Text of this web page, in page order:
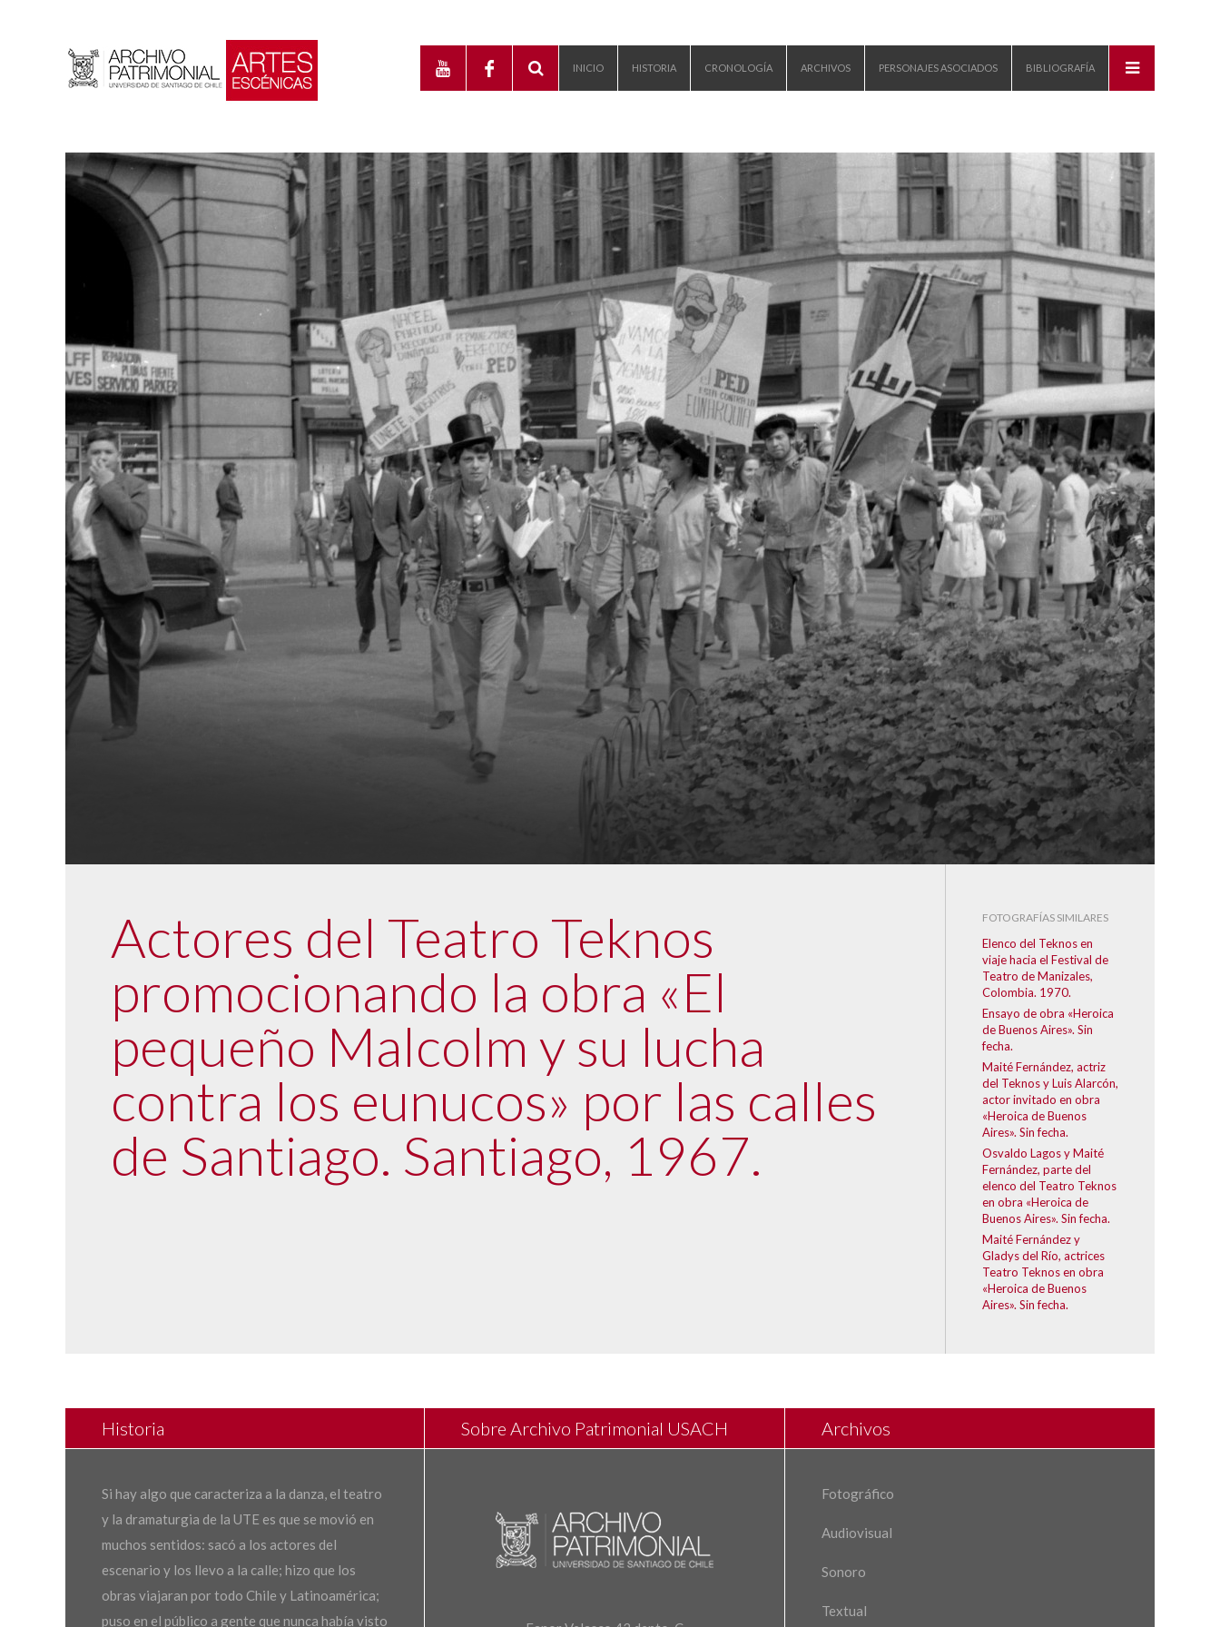
INICIO HISTORIA CRONOLOGÍA ARCHIVOS PERSONAJES ASOCIADOS BIBLIOGRAFÍA
FOTOGRAFÍAS SIMILARES
Elenco del Teknos en
viaje hacia el Festival de
Teatro de Manizales,
Colombia. 1970.
Ensayo de obra «Heroica
de Buenos Aires». Sin
fecha.
Maité Fernández, actriz
del Teknos y Luis Alarcón,
actor invitado en obra
«Heroica de Buenos
Aires». Sin fecha.
Osvaldo Lagos y Maité
Fernández, parte del
elenco del Teatro Teknos
en obra «Heroica de
Buenos Aires». Sin fecha.
Maité Fernández y
Gladys del Río, actrices
Teatro Teknos en obra
«Heroica de Buenos
Aires». Sin fecha.
Actores del Teatro Teknos
promocionando la obra «El
pequeño Malcolm y su lucha
contra los eunucos» por las calles
de Santiago. Santiago, 1967.
Historia
Si hay algo que caracteriza a la danza, el teatro
y la dramaturgia de la UTE es que se movió en
muchos sentidos: sacó a los actores del
escenario y los llevo a la calle; hizo que los
obras viajaran por todo Chile y Latinoamérica;
puso en el público a gente que nunca había visto
Sobre Archivo Patrimonial USACH Archivos
Fotográfico
Audiovisual
Sonoro
Textual